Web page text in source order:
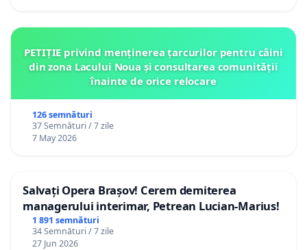
PETIȚIE privind menținerea țarcurilor pentru câini
din zona Lacului Noua și consultarea comunității
înainte de orice relocare
126 semnături
37 Semnături / 7 zile
7 May 2026
Salvați Opera Brașov! Cerem demiterea
managerului interimar, Petrean Lucian-Marius!
1 891 semnături
34 Semnături / 7 zile
27 Jun 2026